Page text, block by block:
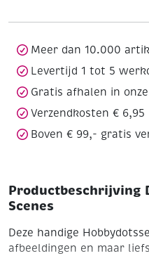
Meer dan 10.000
Levertijd 1 tot 5
Gratis afhalen in onze
Verzendkosten € 6,95
Boven € 99,- gratis
Productbeschrijving
Scenes
Deze handige
afbeeldingen en maar